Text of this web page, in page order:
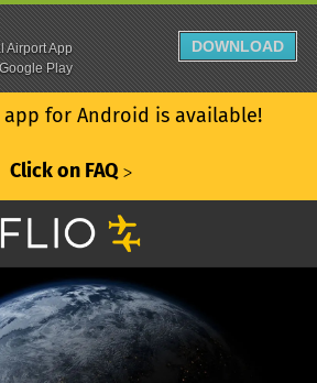
app for Android is available!
Click on FAQ ᐳ
Airport App
Play
DOWNLOAD